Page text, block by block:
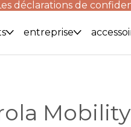
déclarations de
entreprise